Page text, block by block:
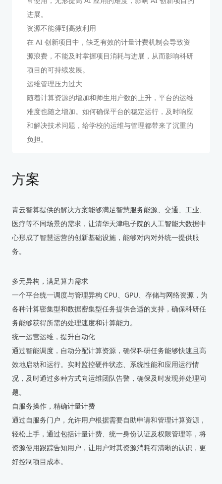
进展。
资源不能得到高效利用
在 AI 创新项目中，缺乏有效的计量计费机制会导致资
源浪费，不能及时掌握项目消耗与进展，从而影响科研
项目的可持续发展。
运维管理压力过大
随着计算资源的增加和师生用户数的上升，平台的运维
难度也随之增加。如何确保平台的稳定运行，及时响应
和解决技术问题，给学校的运维与管理都带来了沉重的
负担。
方案
青云智算提供的解决方案能够满足智慧服务能源、交通、工业、
医疗等不同场景的需求，让清华天津电子院的人工智能大数据中
心形成了智慧运营的创新基础设施，能够对内对外统一提供服
务。
多元异构，满足算力需求
一个平台统一调度与管理异构 CPU、GPU、存储与网络资源，为
各种计算密集型和数据密集型任务提供合适的支持，确保科研任
务能够获得所需的处理速度和计算能力。
统一运营运维，提升自动化
通过智能调度，自动分配计算资源，确保科研任务能够快速且高
效地启动和运行。实时监控硬件状态、系统性能和应用运行情
况，及时通过多种方式向运维团队告警，确保及时发现并处理问
题。
自服务操作，精确计量计费
通过自服务门户，允许用户根据需要自助申请和管理计算资源，
轻松上手，通过包括计量计费、统一身份认证及权限管理等，将
资源使用跟踪告知用户，让用户对其资源消耗有清晰的认识，更
好控制项目成本。